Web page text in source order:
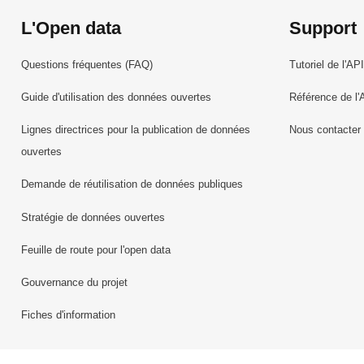
L'Open data
Questions fréquentes (FAQ)
Guide d'utilisation des données ouvertes
Lignes directrices pour la publication de données
ouvertes
Demande de réutilisation de données publiques
Stratégie de données ouvertes
Feuille de route pour l'open data
Gouvernance du projet
Fiches d'information
Support
Tutoriel de l'API
Référence de
Nous contacter